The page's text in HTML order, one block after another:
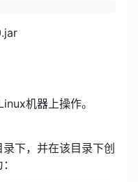
机器上操作。
下，并在该目录下创